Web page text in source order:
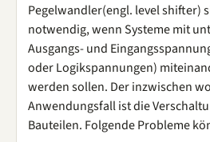
Pegelwandler(engl. level shifter)
notwendig, wenn Systeme mit
Ausgangs- und
oder Logikspannungen)
werden sollen. Der inzwischen
Anwendungsfall ist die
Bauteilen. Folgende Probleme